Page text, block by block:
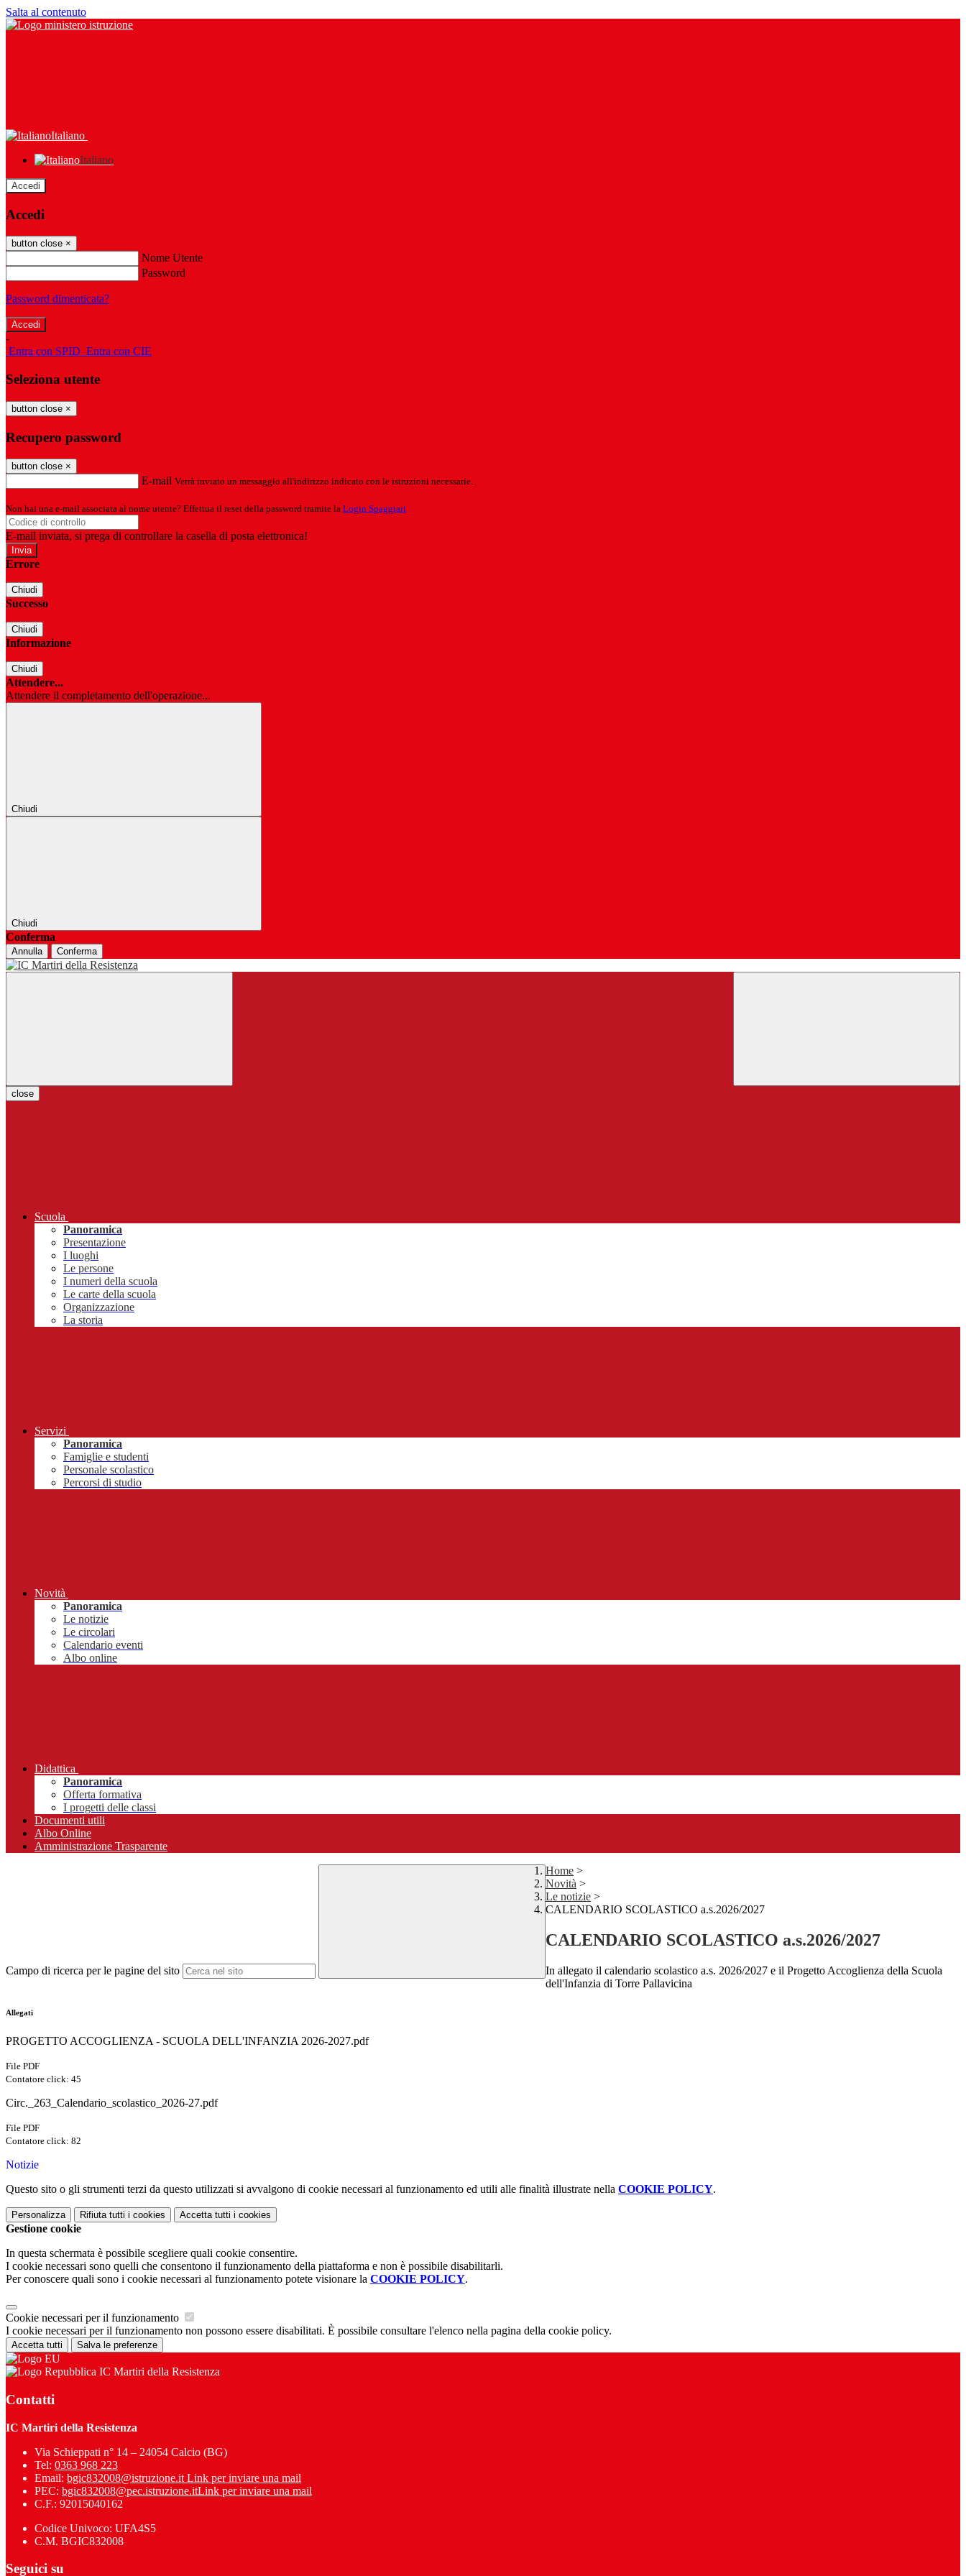
Salta al contenuto
Italiano
Italiano
Accedi
Accedi
button close ×
Nome Utente
Password
Password dimenticata?
-
Entra con SPID Entra con CIE
Seleziona utente
button close ×
Recupero password
button close ×
E-mail Verrà inviato un messaggio all'indirizzo indicato con le istruzioni necessarie.
Non hai una e-mail associata al nome utente? Effettua il reset della password tramite la Login Spaggiari
E-mail inviata, si prega di controllare la casella di posta elettronica!
Errore
Chiudi
Successo
Chiudi
Informazione
Chiudi
Attendere...
Attendere il completamento dell'operazione...
Chiudi
Chiudi
Conferma
Annulla Conferma
close
Scuola
Panoramica
Presentazione
I luoghi
Le persone
I numeri della scuola
Le carte della scuola
Organizzazione
La storia
Servizi
Panoramica
Famiglie e studenti
Personale scolastico
Percorsi di studio
Novità
Panoramica
Le notizie
Le circolari
Calendario eventi
Albo online
Didattica
Panoramica
Offerta formativa
I progetti delle classi
Documenti utili
Albo Online
Amministrazione Trasparente
Campo di ricerca per le pagine del sito
Home >
Novità >
Le notizie >
CALENDARIO SCOLASTICO a.s.2026/2027
CALENDARIO SCOLASTICO a.s.2026/2027
In allegato il calendario scolastico a.s. 2026/2027 e il Progetto Accoglienza della Scuola
dell'Infanzia di Torre Pallavicina
Allegati
PROGETTO ACCOGLIENZA - SCUOLA DELL'INFANZIA 2026-2027.pdf
File PDF
Contatore click: 45
Circ._263_Calendario_scolastico_2026-27.pdf
File PDF
Contatore click: 82
Notizie
Questo sito o gli strumenti terzi da questo utilizzati si avvalgono di cookie necessari al funzionamento ed utili alle finalità illustrate nella COOKIE POLICY.
Personalizza Rifiuta tutti i cookies Accetta tutti i cookies
Gestione cookie
In questa schermata è possibile scegliere quali cookie consentire.
I cookie necessari sono quelli che consentono il funzionamento della piattaforma e non è possibile disabilitarli.
Per conoscere quali sono i cookie necessari al funzionamento potete visionare la COOKIE POLICY.
Cookie necessari per il funzionamento
I cookie necessari per il funzionamento non possono essere disabilitati. È possibile consultare l'elenco nella pagina della cookie policy.
Accetta tutti Salva le preferenze
IC Martiri della Resistenza
Contatti
IC Martiri della Resistenza
Via Schieppati n° 14 – 24054 Calcio (BG)
Tel: 0363 968 223
Email: bgic832008@istruzione.it Link per inviare una mail
PEC: bgic832008@pec.istruzione.itLink per inviare una mail
C.F.: 92015040162
Codice Univoco: UFA4S5
C.M. BGIC832008
Seguici su